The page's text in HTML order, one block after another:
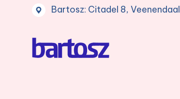
Bartosz: Citadel 8, Veenendaal